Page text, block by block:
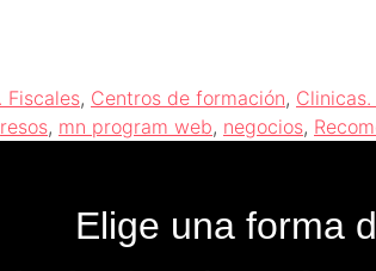
Fiscales, Centros de formación,
, mn program web, negocios,
Elige una forma